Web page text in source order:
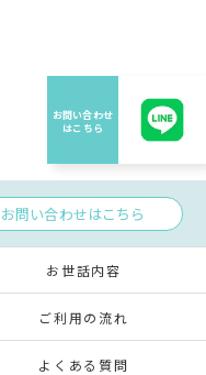
お問い合わせはこちら
お世話内容
ご利用の流れ
よくある質問